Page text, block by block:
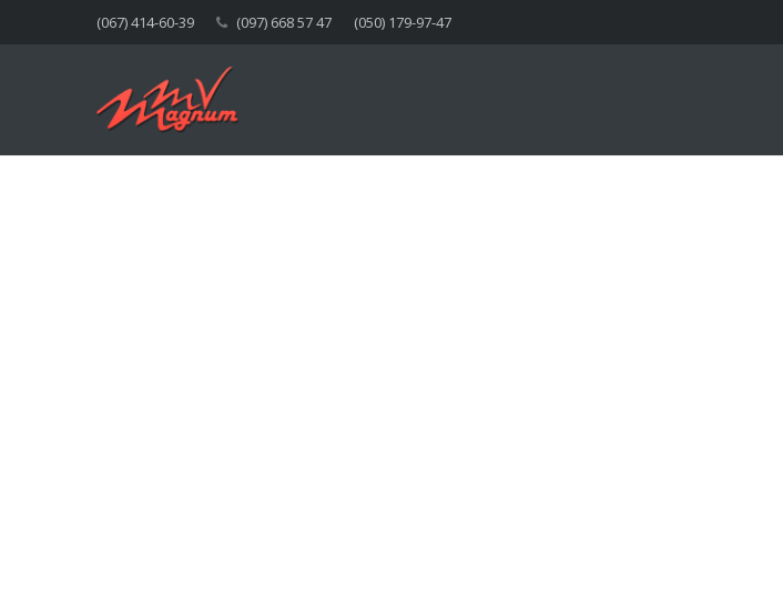
(067) 414-60-39 (097) 668 57 47 (050) 179-97-47